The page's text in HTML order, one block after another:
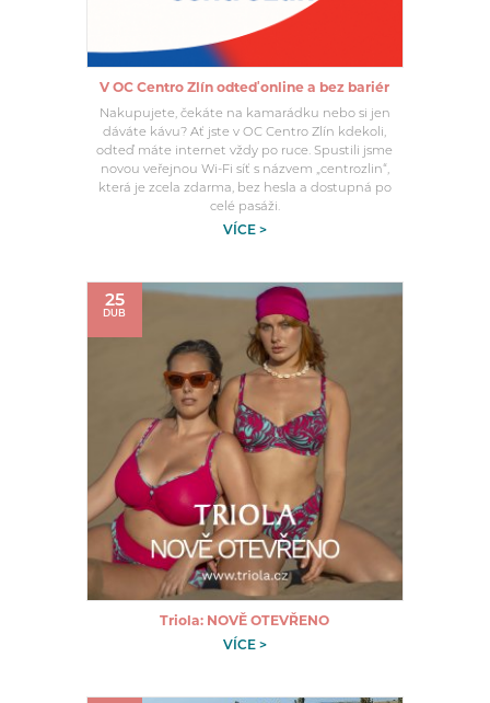
V OC Centro Zlín odteď online a bez bariér
Nakupujete, čekáte na kamarádku nebo si jen
dáváte kávu? Ať jste v OC Centro Zlín kdekoli,
odteď máte internet vždy po ruce. Spustili jsme
novou veřejnou Wi-Fi síť s názvem „centrozlin“,
která je zcela zdarma, bez hesla a dostupná po
celé pasáži.
VÍCE >
25
DUB
Triola: NOVĚ OTEVŘENO
VÍCE >